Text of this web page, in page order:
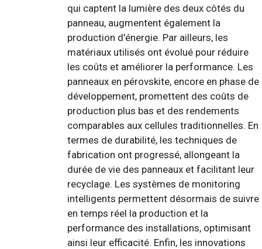
qui captent la lumière des deux côtés du
panneau, augmentent également la
production d'énergie. Par ailleurs, les
matériaux utilisés ont évolué pour réduire
les coûts et améliorer la performance. Les
panneaux en pérovskite, encore en phase de
développement, promettent des coûts de
production plus bas et des rendements
comparables aux cellules traditionnelles. En
termes de durabilité, les techniques de
fabrication ont progressé, allongeant la
durée de vie des panneaux et facilitant leur
recyclage. Les systèmes de monitoring
intelligents permettent désormais de suivre
en temps réel la production et la
performance des installations, optimisant
ainsi leur efficacité. Enfin, les innovations